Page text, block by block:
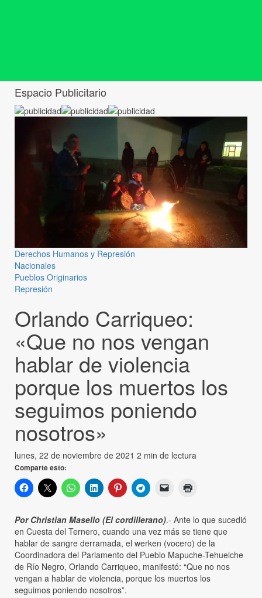
Espacio Publicitario
Derechos Humanos y Represión
Nacionales
Pueblos Originarios
Represión
Orlando Carriqueo:
«Que no nos vengan
hablar de violencia
porque los muertos los
seguimos poniendo
nosotros»
lunes, 22 de noviembre de 2021 2 min de lectura
Comparte esto:
Por Christian Masello (El cordillerano).- Ante lo que sucedió
en Cuesta del Ternero, cuando una vez más se tiene que
hablar de sangre derramada, el werken (vocero) de la
Coordinadora del Parlamento del Pueblo Mapuche-Tehuelche
de Río Negro, Orlando Carriqueo, manifestó: “Que no nos
vengan a hablar de violencia, porque los muertos los
seguimos poniendo nosotros”.